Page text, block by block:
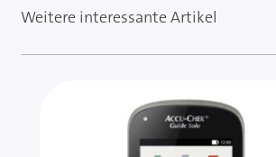
Weitere interessante Artikel